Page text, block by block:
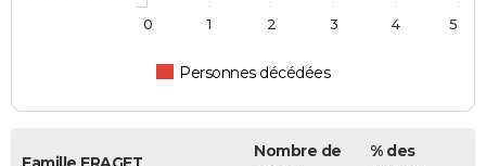
Personnes décédées
0 1 2 3 4 5
Nombre de
% des